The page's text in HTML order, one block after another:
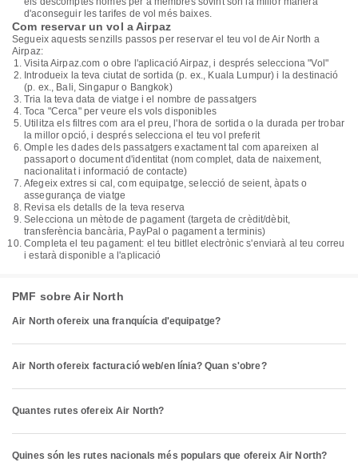
d'aconseguir les tarifes de vol més baixes.
Com reservar un vol a Airpaz
Segueix aquests senzills passos per reservar el teu vol de Air North a
Airpaz:
Visita Airpaz.com o obre l'aplicació Airpaz, i després selecciona "Vol"
Introdueix la teva ciutat de sortida (p. ex., Kuala Lumpur) i la destinació
(p. ex., Bali, Singapur o Bangkok)
Tria la teva data de viatge i el nombre de passatgers
Toca "Cerca" per veure els vols disponibles
Utilitza els filtres com ara el preu, l'hora de sortida o la durada per trobar
la millor opció, i després selecciona el teu vol preferit
Omple les dades dels passatgers exactament tal com apareixen al
passaport o document d'identitat (nom complet, data de naixement,
nacionalitat i informació de contacte)
Afegeix extres si cal, com equipatge, selecció de seient, àpats o
assegurança de viatge
Revisa els detalls de la teva reserva
Selecciona un mètode de pagament (targeta de crèdit/dèbit,
transferència bancària, PayPal o pagament a terminis)
Completa el teu pagament: el teu bitllet electrònic s'enviarà al teu correu
i estarà disponible a l'aplicació
PMF sobre Air North
Air North ofereix una franquícia d'equipatge?
Air North ofereix facturació web/en línia? Quan s'obre?
Quantes rutes ofereix Air North?
Quines són les rutes nacionals més populars que ofereix Air North?